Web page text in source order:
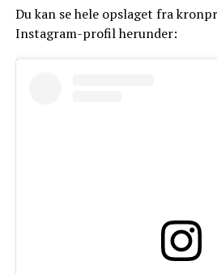
Du kan se hele opslaget fra
Instagram-profil herunder: